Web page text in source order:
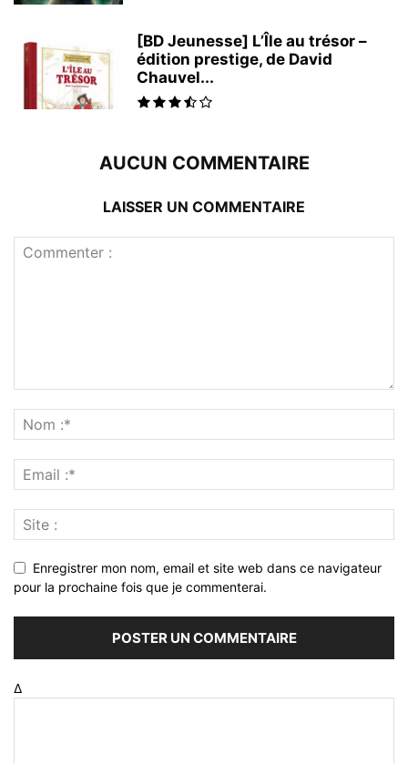
[BD Jeunesse] L’Île au trésor –
édition prestige, de David
Chauvel...
AUCUN COMMENTAIRE
LAISSER UN COMMENTAIRE
Enregistrer mon nom, email et site web dans ce navigateur
pour la prochaine fois que je commenterai.
Δ